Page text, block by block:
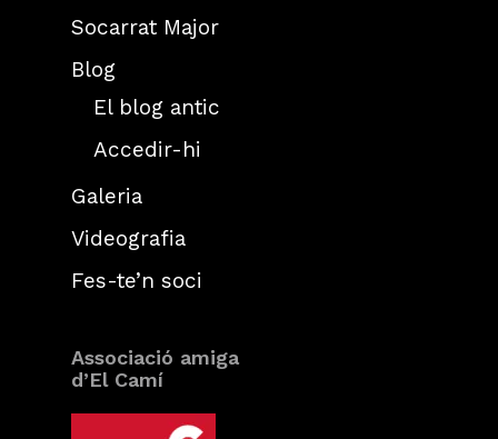
Socarrat Major
Blog
El blog antic
Accedir-hi
Galeria
Videografia
Fes-te’n soci
Associació amiga
d’El Camí